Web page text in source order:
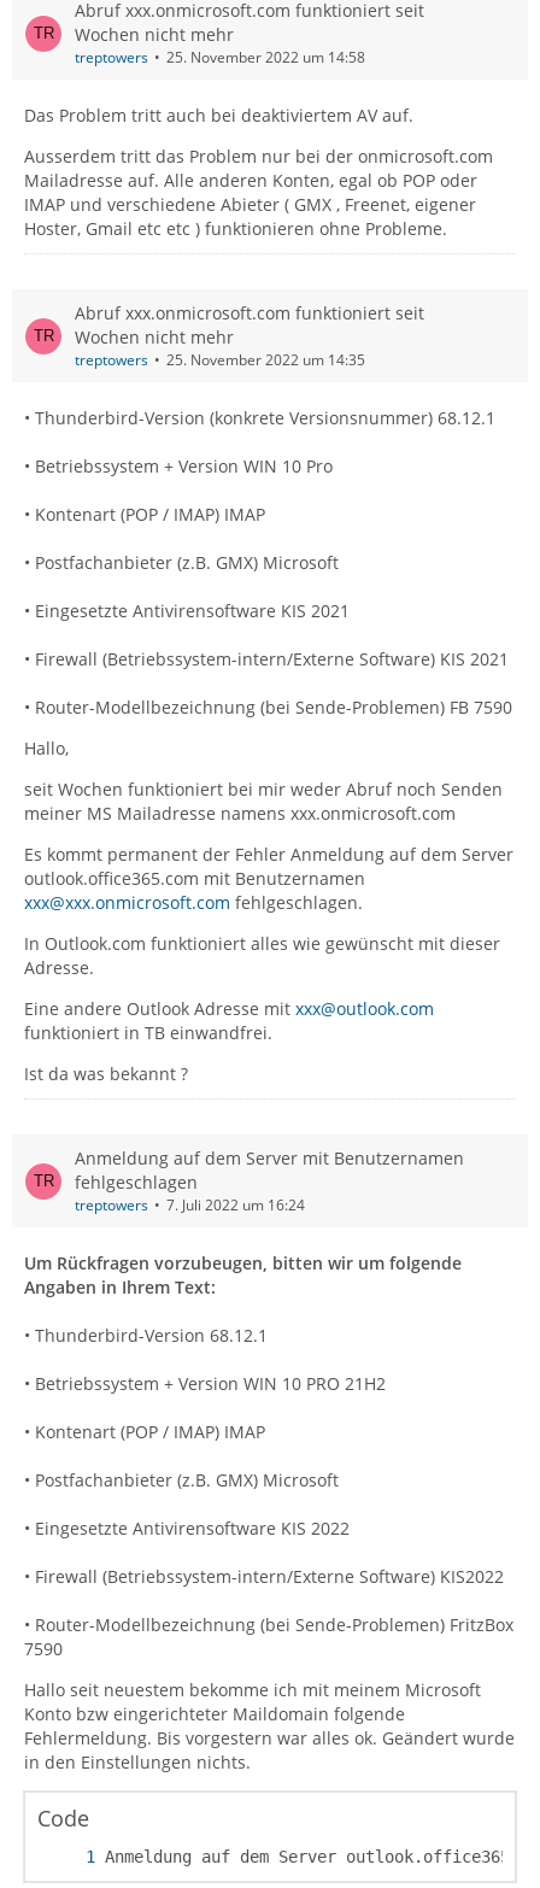
Abruf xxx.onmicrosoft.com funktioniert seit
Wochen nicht mehr
treptowers 25. November 2022 um 14:58
Das Problem tritt auch bei deaktiviertem AV auf.
Ausserdem tritt das Problem nur bei der onmicrosoft.com
Mailadresse auf. Alle anderen Konten, egal ob POP oder
IMAP und verschiedene Abieter ( GMX , Freenet, eigener
Hoster, Gmail etc etc ) funktionieren ohne Probleme.
Abruf xxx.onmicrosoft.com funktioniert seit
Wochen nicht mehr
treptowers 25. November 2022 um 14:35
• Thunderbird-Version (konkrete Versionsnummer) 68.12.1
• Betriebssystem + Version WIN 10 Pro
• Kontenart (POP / IMAP) IMAP
• Postfachanbieter (z.B. GMX) Microsoft
• Eingesetzte Antivirensoftware KIS 2021
• Firewall (Betriebssystem-intern/Externe Software) KIS 2021
• Router-Modellbezeichnung (bei Sende-Problemen) FB 7590
Hallo,
seit Wochen funktioniert bei mir weder Abruf noch Senden
meiner MS Mailadresse namens xxx.onmicrosoft.com
Es kommt permanent der Fehler Anmeldung auf dem Server
outlook.office365.com mit Benutzernamen
xxx@xxx.onmicrosoft.com fehlgeschlagen.
In Outlook.com funktioniert alles wie gewünscht mit dieser
Adresse.
Eine andere Outlook Adresse mit xxx@outlook.com
funktioniert in TB einwandfrei.
Ist da was bekannt ?
Anmeldung auf dem Server mit Benutzernamen
fehlgeschlagen
treptowers 7. Juli 2022 um 16:24
Um Rückfragen vorzubeugen, bitten wir um folgende
Angaben in Ihrem Text:
• Thunderbird-Version 68.12.1
• Betriebssystem + Version WIN 10 PRO 21H2
• Kontenart (POP / IMAP) IMAP
• Postfachanbieter (z.B. GMX) Microsoft
• Eingesetzte Antivirensoftware KIS 2022
• Firewall (Betriebssystem-intern/Externe Software) KIS2022
• Router-Modellbezeichnung (bei Sende-Problemen) FritzBox
7590
Hallo seit neuestem bekomme ich mit meinem Microsoft
Konto bzw eingerichteter Maildomain folgende
Fehlermeldung. Bis vorgestern war alles ok. Geändert wurde
in den Einstellungen nichts.
Code
Anmeldung auf dem Server